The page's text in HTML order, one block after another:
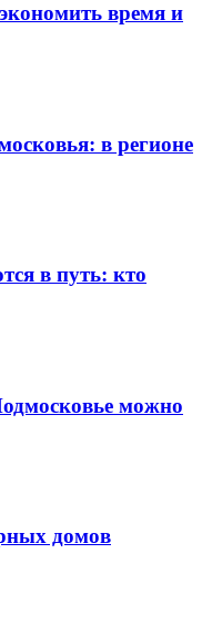
время и
в регионе
в путь: кто
можно
домов